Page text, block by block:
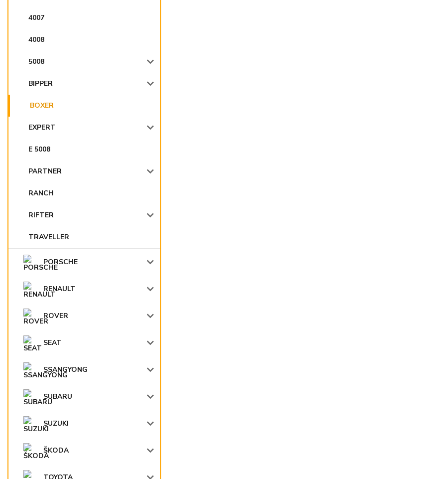
4007
4008
5008
BIPPER
BOXER
EXPERT
E 5008
PARTNER
RANCH
RIFTER
TRAVELLER
PORSCHE
RENAULT
ROVER
SEAT
SSANGYONG
SUBARU
SUZUKI
ŠKODA